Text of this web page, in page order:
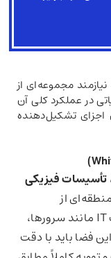
نیازمند مجموعه‌ای از
در عملکرد کلی آن
اجزای تشکیل‌دهنده
تأسیسات فیزیکی
از
دیتاسنتر گفته می‌شود که در آن تجهیزات IT مانند سرورها،
فضا باید با دقت